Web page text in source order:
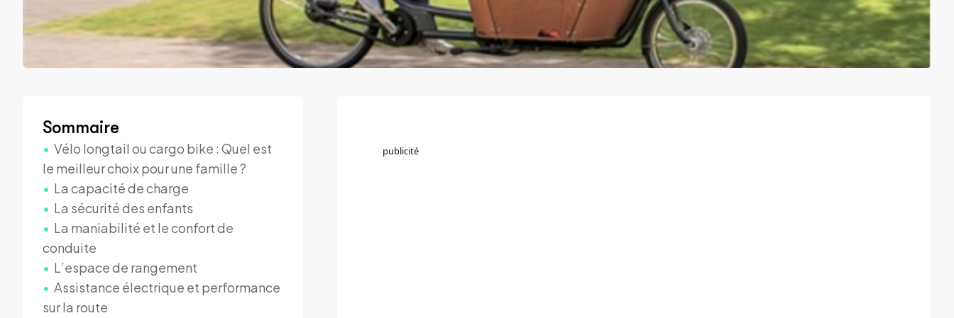
Sommaire
Vélo longtail ou cargo bike : Quel est
le meilleur choix pour une famille ?
La capacité de charge
La sécurité des enfants
La maniabilité et le confort de
conduite
L’espace de rangement
Assistance électrique et performance
sur la route
publicité